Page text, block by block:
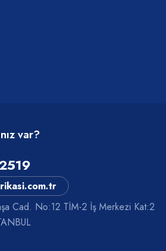
var?
Cad. No:12 TİM-2 İş Merkezi Kat:2